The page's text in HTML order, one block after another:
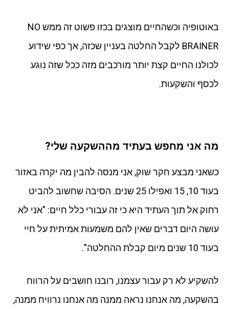
באוטופיה וכשהחיים מוצגים בכזו פשוט זה ממש NO
BRAINER לקבל החלטה בעניין שכזה, אך כפי שידוע
לכולנו החיים קצת יותר מורכבים מזה ככל שזה נוגע
לכסף והשקעות.
מה אני מחפש בעתיד מההשקעה שלי?
כשאני מבצע חקר שוק, אני מנסה להבין מה יקרה באזור
בעוד 10, 15 ואפילו 25 שנים. הסיבה שחשוב להביט
רחוק אל תוך העתיד היא כי זה עבורי כלל חיים: "אני לא
עושה היום דברים שאין להם משמעות אמיתית על חיי
בעוד 10 שנים מיום קבלת ההחלטה".
להשקיע לא רק עבור עצמנו, רובנו חושבים על הרווח
בהשקעה, מה אנחנו נראה ממנה מה אנחנו נרוויח ממנה,